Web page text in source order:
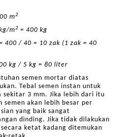
m2
m2 = 400 kg
400 / 40 = 10 zak (1 zak = 40
kg / 5 kg = 80 liter
semen mortar diatas
Tebal semen instan untuk
3 mm. Jika lebih dari itu
semen akan lebih besar per
yang baik sangat
dinding. Jika tidak dilakukan
ketat kadang ditemukan